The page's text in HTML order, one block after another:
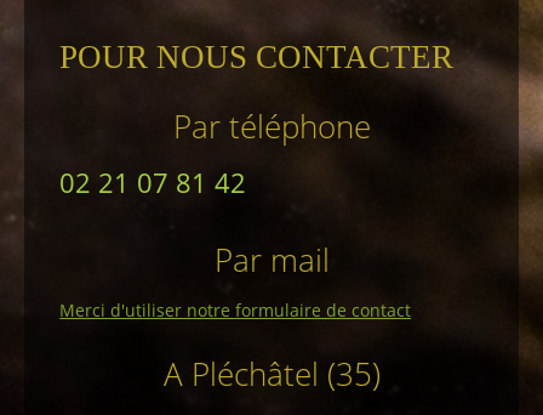
POUR NOUS CONTACTER
Par téléphone
02 21 07 81 42
Par mail
Merci d'utiliser notre formulaire de contact
A Pléchâtel (35)